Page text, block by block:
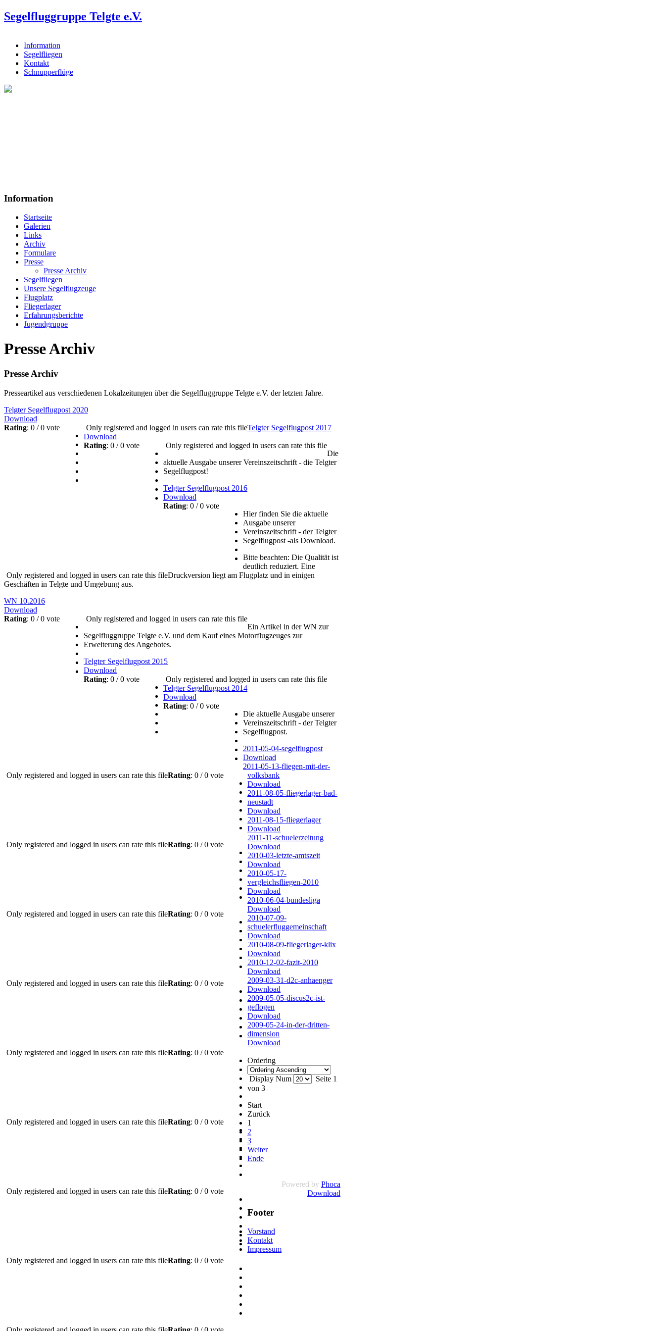
Segelfluggruppe Telgte e.V.
Information
Segelfliegen
Kontakt
Schnupperflüge
Information
Startseite
Galerien
Links
Archiv
Formulare
Presse
Presse Archiv
Segelfliegen
Unsere Segelflugzeuge
Flugplatz
Fliegerlager
Erfahrungsberichte
Jugendgruppe
Presse Archiv
Presse Archiv
Presseartikel aus verschiedenen Lokalzeitungen über die Segelfluggruppe Telgte e.V. der letzten Jahre.
Telgter Segelflugpost 2020
Download
Rating: 0 / 0 vote Only registered and logged in users can rate this fileTelgter Segelflugpost 2017
Download
Rating: 0 / 0 vote
Only registered and logged in users can rate this file
Die
aktuelle Ausgabe unserer Vereinszeitschrift - die Telgter
Segelflugpost!
Telgter Segelflugpost 2016
Download
Rating: 0 / 0 vote
Only registered and logged in users can rate this file
Hier finden Sie die aktuelle
Ausgabe unserer
Vereinszeitschrift - der Telgter
Segelflugpost -als Download.
Bitte beachten: Die Qualität ist
deutlich reduziert. Eine
Druckversion liegt am Flugplatz und in einigen
Geschäften in Telgte und Umgebung aus.
WN 10.2016
Download
Rating: 0 / 0 vote
Only registered and logged in users can rate this file
Ein Artikel in der WN zur
Segelfluggruppe Telgte e.V. und dem Kauf eines Motorflugzeuges zur
Erweiterung des Angebotes.
Telgter Segelflugpost 2015
Download
Rating: 0 / 0 vote
Only registered and logged in users can rate this file
Telgter Segelflugpost 2014
Download
Rating: 0 / 0 vote
Only registered and logged in users can rate this file
Die aktuelle Ausgabe unserer
Vereinszeitschrift - der Telgter
Segelflugpost.
2011-05-04-segelflugpost
Download
Rating: 0 / 0 vote
Only registered and logged in users can rate this file
2011-05-13-fliegen-mit-der-
volksbank
Download
Rating: 0 / 0 vote
Only registered and logged in users can rate this file
2011-08-05-fliegerlager-bad-
neustadt
Download
Rating: 0 / 0 vote
Only registered and logged in users can rate this file
2011-08-15-fliegerlager
Download
Rating: 0 / 0 vote
Only registered and logged in users can rate this file
2011-11-schuelerzeitung
Download
Rating: 0 / 0 vote
Only registered and logged in users can rate this file
2010-03-letzte-amtszeit
Download
Rating: 0 / 0 vote
Only registered and logged in users can rate this file
2010-05-17-
vergleichsfliegen-2010
Download
Rating: 0 / 0 vote
Only registered and logged in users can rate this file
2010-06-04-bundesliga
Download
Rating: 0 / 0 vote
2010-07-09-
schuelerfluggemeinschaft
Download
2010-08-09-fliegerlager-klix
Download
2010-12-02-fazit-2010
Download
2009-03-31-d2c-anhaenger
Download
2009-05-05-discus2c-ist-
geflogen
Download
2009-05-24-in-der-dritten-
dimension
Download
Ordering
Display Num
Seite 1
von 3
Start
Zurück
1
2
3
Weiter
Ende
Powered by Phoca
Download
Footer
Vorstand
Kontakt
Impressum